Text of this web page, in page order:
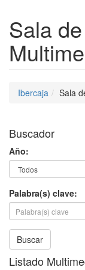
Sala
Ibercaja Sala
Buscador
Año:
Palabra(s) clave:
Buscar
Listado